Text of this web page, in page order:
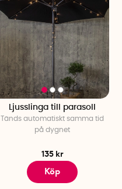
Ljusslinga till parasoll
Tänds automatiskt samma tid
på dygnet
135 kr
Köp